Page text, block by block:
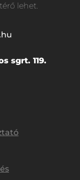
lehet.
sgrt. 119.